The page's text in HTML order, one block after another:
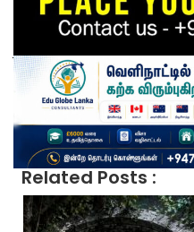
Related Posts :